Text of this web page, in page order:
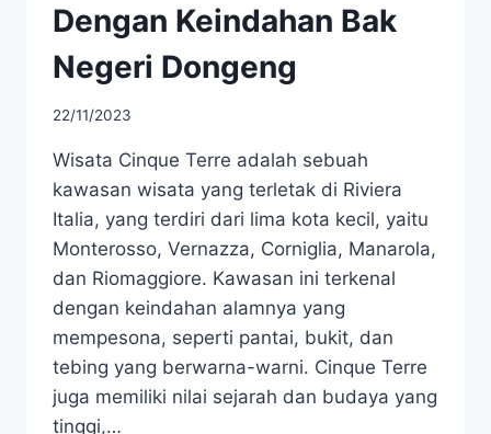
Dengan Keindahan Bak
Negeri Dongeng
22/11/2023
Wisata Cinque Terre adalah sebuah
kawasan wisata yang terletak di Riviera
Italia, yang terdiri dari lima kota kecil, yaitu
Monterosso, Vernazza, Corniglia, Manarola,
dan Riomaggiore. Kawasan ini terkenal
dengan keindahan alamnya yang
mempesona, seperti pantai, bukit, dan
tebing yang berwarna-warni. Cinque Terre
juga memiliki nilai sejarah dan budaya yang
tinggi,…